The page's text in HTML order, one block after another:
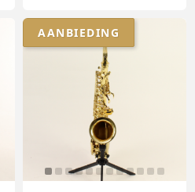
AANBIEDING